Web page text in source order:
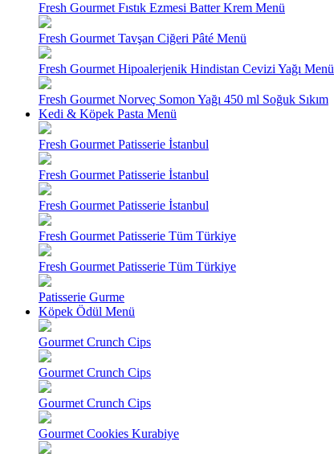
Fresh Gourmet Fıstık Ezmesi Batter Krem Menü
Fresh Gourmet Tavşan Ciğeri Pâté Menü
Fresh Gourmet Hipoalerjenik Hindistan Cevizi Yağı Menü
Fresh Gourmet Norveç Somon Yağı 450 ml Soğuk Sıkım
Kedi & Köpek Pasta Menü
Fresh Gourmet Patisserie İstanbul
Fresh Gourmet Patisserie İstanbul
Fresh Gourmet Patisserie İstanbul
Fresh Gourmet Patisserie Tüm Türkiye
Fresh Gourmet Patisserie Tüm Türkiye
Patisserie Gurme
Köpek Ödül Menü
Gourmet Crunch Cips
Gourmet Crunch Cips
Gourmet Crunch Cips
Gourmet Cookies Kurabiye